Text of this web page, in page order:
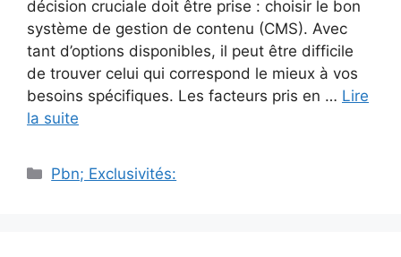
décision cruciale doit être prise : choisir le bon
système de gestion de contenu (CMS). Avec
tant d’options disponibles, il peut être difficile
de trouver celui qui correspond le mieux à vos
besoins spécifiques. Les facteurs pris en … Lire
la suite
Catégories
Pbn; Exclusivités: